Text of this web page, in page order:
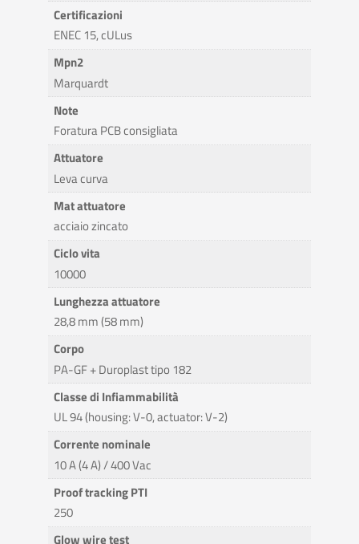
Certificazioni
ENEC 15, cULus
Mpn2
Marquardt
Note
Foratura PCB consigliata
Attuatore
Leva curva
Mat attuatore
acciaio zincato
Ciclo vita
10000
Lunghezza attuatore
28,8 mm (58 mm)
Corpo
PA-GF + Duroplast tipo 182
Classe di Infiammabilità
UL 94 (housing: V-0, actuator: V-2)
Corrente nominale
10 A (4 A) / 400 Vac
Proof tracking PTI
250
Glow wire test